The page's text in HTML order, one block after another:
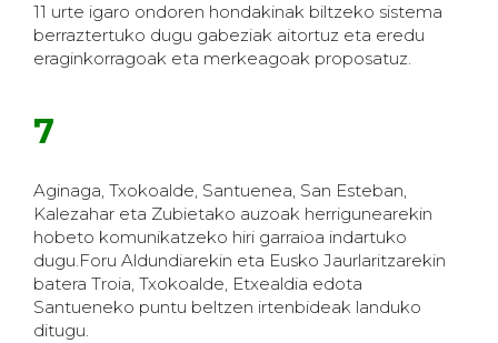
11 urte igaro ondoren hondakinak biltzeko sistema
berraztertuko dugu gabeziak aitortuz eta eredu
eraginkorragoak eta merkeagoak proposatuz.
7
Aginaga, Txokoalde, Santuenea, San Esteban,
Kalezahar eta Zubietako auzoak herrigunearekin
hobeto komunikatzeko hiri garraioa indartuko
dugu.Foru Aldundiarekin eta Eusko Jaurlaritzarekin
batera Troia, Txokoalde, Etxealdia edota
Santueneko puntu beltzen irtenbideak landuko
ditugu.